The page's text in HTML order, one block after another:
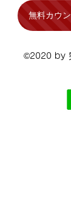
無料カウ
©2020 by